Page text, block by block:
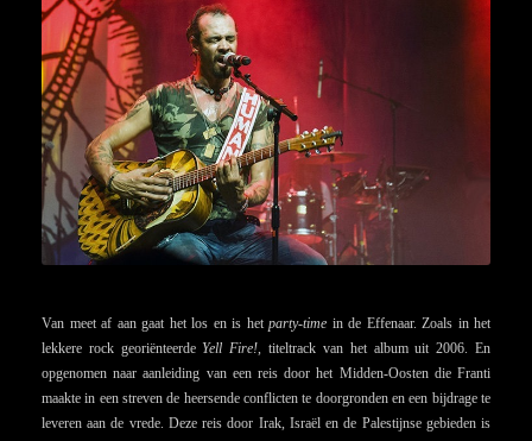
Van meet af aan gaat het los en is het party-time in de Effenaar. Zoals in het
lekkere rock georiënteerde Yell Fire!, titeltrack van het album uit 2006. En
opgenomen naar aanleiding van een reis door het Midden-Oosten die Franti
maakte in een streven de heersende conflicten te doorgronden en een bijdrage te
leveren aan de vrede. Deze reis door Irak, Israël en de Palestijnse gebieden is